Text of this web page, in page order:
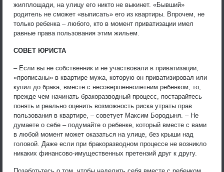
жилплощади, на улицу его никто не выкинет. «Бывший»
родитель не сможет «выписать» его из квартиры. Впрочем, не
только ребенка – любого, кто в момент приватизации имел
равные права пользования этим жильем.
СОВЕТ ЮРИСТА
– Если вы не собственник и не участвовали в приватизации,
«прописаны» в квартире мужа, которую он приватизировал или
купил до брака, вместе с несовершеннолетним ребенком, то,
прежде чем начинать бракоразводный процесс, постарайтесь
понять и реально оценить возможность риска утраты прав
пользования в квартире, – советует Максим Бородыня. – Не
думаете о себе – подумайте о ребенке, который вместе с вами
в любой момент может оказаться на улице, без крыши над
головой. Даже если при бракоразводном процессе не возникло
никаких финансово-имущественных претензий друг к другу.
Позаботьтесь о том, чтобы наделить себя вместе с ребенком